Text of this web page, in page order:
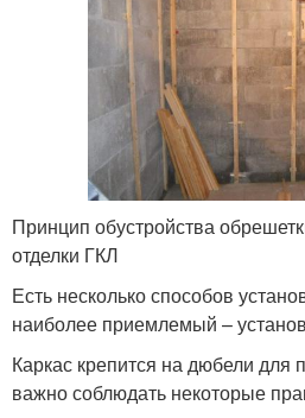
Принцип обустройства
отделки ГКЛ
Есть несколько способов
наиболее приемлемый –
Каркас крепится на дюбели для
важно соблюдать некоторые